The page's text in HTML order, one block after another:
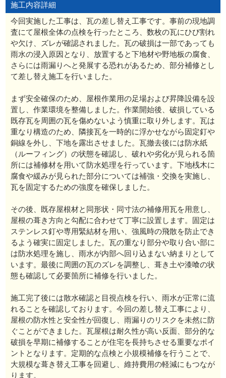
施工内容詳細
今回実施した工事は、瓦の差し替え工事です。事前の現地調
査にて屋根全体の点検を行ったところ、数枚の瓦にひび割れ
や欠け、ズレが確認されました。瓦の破損は一部であっても
雨水の浸入原因となり、放置すると下地材や野地板の腐食、
さらには雨漏りへと発展する恐れがあるため、部分補修とし
て差し替え施工を行いました。
まず安全確保のため、屋根作業用の足場および昇降設備を設
置し、作業環境を整備しました。作業開始後、破損している
既存瓦を周囲の瓦を傷めないよう慎重に取り外します。瓦は
重なり構造のため、隣接瓦を一時的に浮かせながら固定釘や
銅線を外し、下地を露出させました。瓦撤去後には防水紙
（ルーフィング）の状態を確認し、破れや劣化が見られる箇
所には補修材を用いて防水処理を行っています。下地桟木に
腐食や緩みが見られた部分については補強・交換を実施し、
瓦を固定するための強度を確保しました。
その後、既存屋根材と同形状・同寸法の補修用瓦を用意し、
屋根の葺き方向と勾配に合わせて丁寧に設置します。固定は
ステンレス釘や専用緊結材を用い、強風時の飛散を防止でき
るよう確実に固定しました。瓦の重なり部分や取り合い部に
は防水処理を施し、雨水が内部へ回り込まない納まりとして
います。最後に周囲の瓦のズレを調整し、葺き土や漆喰の状
態も確認して必要箇所に補修を行いました。
施工完了後には散水確認と目視点検を行い、雨水が正常に流
れることを確認しております。今回の差し替え工事により、
屋根の防水性と安全性が回復し、雨漏りのリスクを未然に防
ぐことができました。瓦屋根は耐久性が高い反面、部分的な
破損を早期に補修することが住宅を長持ちさせる重要なポイ
ントとなります。定期的な点検と小規模補修を行うことで、
大規模な葺き替え工事を回避し、維持費用の軽減にもつなが
ります。